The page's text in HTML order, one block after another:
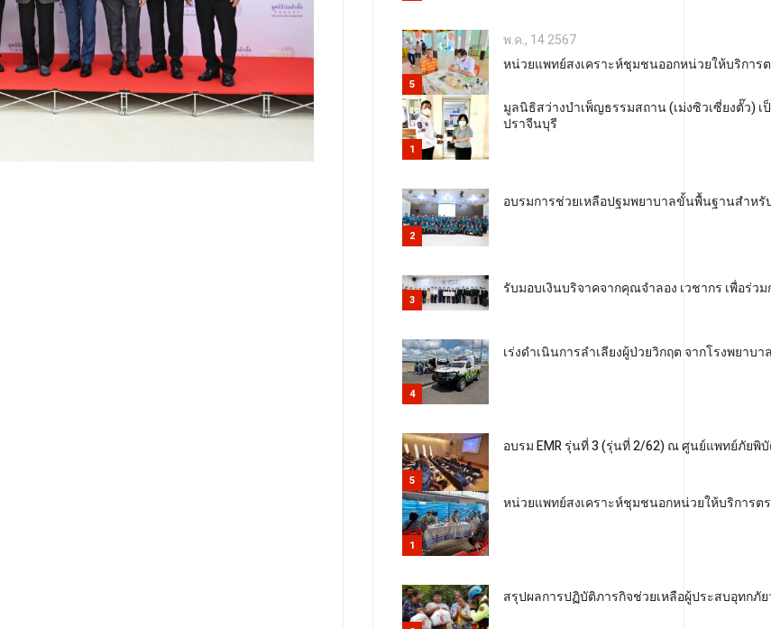
5
พ.ค., 14 2567
หน่วยแพทย์สงเคราะห์ชุมชนออกหน่วยให้บริการ
1
มูลนิธิสว่างบำเพ็ญธรรมสถาน (เม่งซิวเซี่ยงตั๊ว)
ปราจีนบุรี
2
อบรมการช่วยเหลือปฐมพยาบาลขั้นพื้นฐานสำห
3
รับมอบเงินบริจาคจากคุณจำลอง เวชากร เพื่อร่ว
4
เร่งดำเนินการลำเลียงผู้ป่วยวิกฤต จากโรงพยา
5
อบรม EMR รุ่นที่ 3 (รุ่นที่ 2/62) ณ ศูนย์แพทย์ภัยพิ
1
หน่วยแพทย์สงเคราะห์ชุมชนอกหน่วยให้บริการต
สรุปผลการปฏิบัติภารกิจช่วยเหลือผู้ประสบอุทกภั